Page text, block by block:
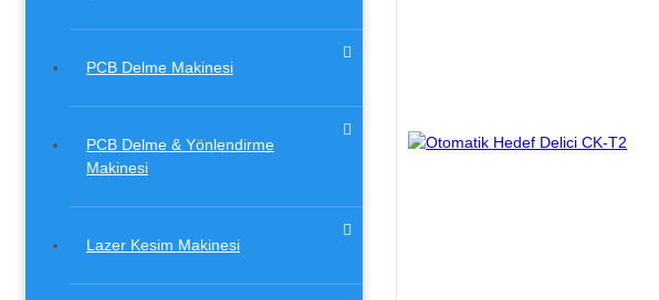
PCB Delme Makinesi
PCB Delme & Yönlendirme
Makinesi
Lazer Kesim Makinesi